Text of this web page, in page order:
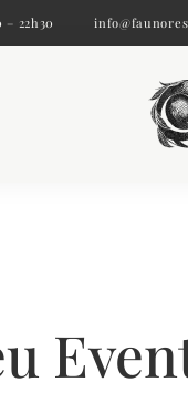
– 22h30